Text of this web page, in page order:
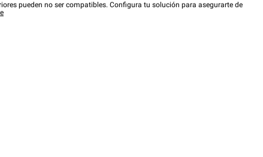
pueden no ser compatibles. Configura tu solución para asegurarte de